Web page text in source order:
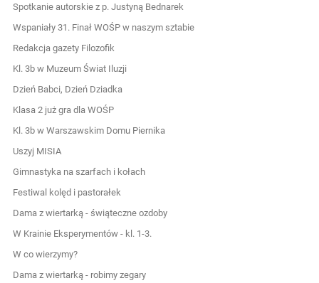
Spotkanie autorskie z p. Justyną Bednarek
Wspaniały 31. Finał WOŚP w naszym sztabie
Redakcja gazety Filozofik
Kl. 3b w Muzeum Świat Iluzji
Dzień Babci, Dzień Dziadka
Klasa 2 już gra dla WOŚP
Kl. 3b w Warszawskim Domu Piernika
Uszyj MISIA
Gimnastyka na szarfach i kołach
Festiwal kolęd i pastorałek
Dama z wiertarką - świąteczne ozdoby
W Krainie Eksperymentów - kl. 1-3.
W co wierzymy?
Dama z wiertarką - robimy zegary